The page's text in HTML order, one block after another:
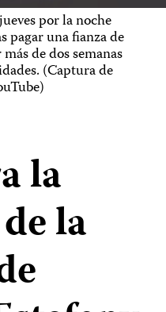
por la noche
pagar una fianza de
de dos semanas
(Captura de
la
la